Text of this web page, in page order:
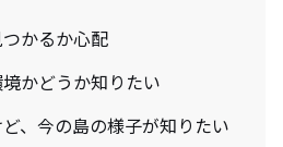
かるか心配
かどうか知りたい
、今の島の様子が知りたい